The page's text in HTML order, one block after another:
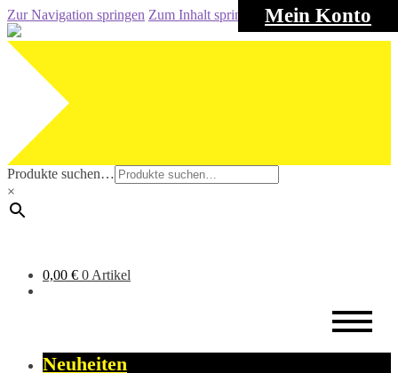
Mein Konto
Zur Navigation springen Zum Inhalt springen
Produkte suchen…
×
0,00 € 0 Artikel
Neuheiten